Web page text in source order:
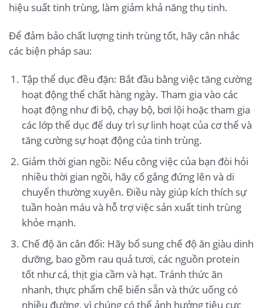
hiệu suất tinh trùng, làm giảm khả năng thụ tinh.
Để đảm bảo chất lượng tinh trùng tốt, hãy cân nhắc
các biện pháp sau:
Tập thể dục đều đặn: Bắt đầu bằng việc tăng cường
hoạt động thể chất hàng ngày. Tham gia vào các
hoạt động như đi bộ, chạy bộ, bơi lội hoặc tham gia
các lớp thể dục để duy trì sự linh hoạt của cơ thể và
tăng cường sự hoạt động của tinh trùng.
Giảm thời gian ngồi: Nếu công việc của bạn đòi hỏi
nhiều thời gian ngồi, hãy cố gắng đứng lên và di
chuyển thường xuyên. Điều này giúp kích thích sự
tuần hoàn máu và hỗ trợ việc sản xuất tinh trùng
khỏe mạnh.
Chế độ ăn cân đối: Hãy bổ sung chế độ ăn giàu dinh
dưỡng, bao gồm rau quả tươi, các nguồn protein
tốt như cá, thịt gia cầm và hạt. Tránh thức ăn
nhanh, thực phẩm chế biến sẵn và thức uống có
nhiều đường, vì chúng có thể ảnh hưởng tiêu cực